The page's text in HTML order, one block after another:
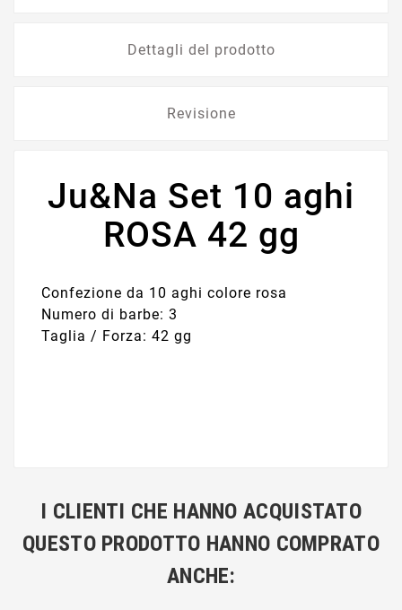
Dettagli del prodotto
Revisione
Ju&Na Set 10 aghi
ROSA 42 gg
Confezione da 10 aghi colore rosa
Numero di barbe: 3
Taglia / Forza: 42 gg
I CLIENTI CHE HANNO ACQUISTATO
QUESTO PRODOTTO HANNO COMPRATO
ANCHE: